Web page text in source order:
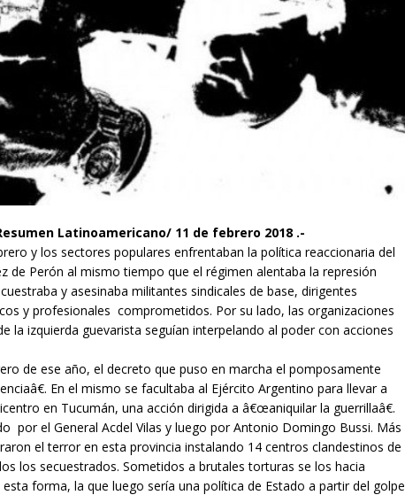
Latinoamericano/ 11 de febrero 2018 .-
y los sectores populares enfrentaban la política reaccionaria del
de Perón al mismo tiempo que el régimen alentaba la represión
y asesinaba militantes sindicales de base, dirigentes
y profesionales comprometidos. Por su lado, las organizaciones
la izquierda guevarista seguían interpelando al poder con acciones
de ese año, el decreto que puso en marcha el pomposamente
En el mismo se facultaba al Ejército Argentino para llevar a
en Tucumán, una acción dirigida a â€œaniquilar la guerrillaâ€.
por el General Acdel Vilas y luego por Antonio Domingo Bussi. Más
el terror en esta provincia instalando 14 centros clandestinos de
los secuestrados. Sometidos a brutales torturas se los hacia
forma, la que luego sería una política de Estado a partir del golpe